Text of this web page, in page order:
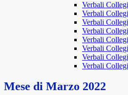
Verbali
Verbali
Verbali
Verbali
Verbali
Verbali
Verbali
Verbali
Mese di Marzo 2022